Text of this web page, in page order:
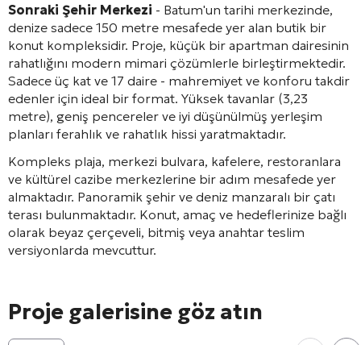
Sonraki Şehir Merkezi - Batum'un tarihi merkezinde,
denize sadece 150 metre mesafede yer alan butik bir
konut kompleksidir. Proje, küçük bir apartman dairesinin
rahatlığını modern mimari çözümlerle birleştirmektedir.
Sadece üç kat ve 17 daire - mahremiyet ve konforu takdir
edenler için ideal bir format. Yüksek tavanlar (3,23
metre), geniş pencereler ve iyi düşünülmüş yerleşim
planları ferahlık ve rahatlık hissi yaratmaktadır.
Kompleks plaja, merkezi bulvara, kafelere, restoranlara
ve kültürel cazibe merkezlerine bir adım mesafede yer
almaktadır. Panoramik şehir ve deniz manzaralı bir çatı
terası bulunmaktadır. Konut, amaç ve hedeflerinize bağlı
olarak beyaz çerçeveli, bitmiş veya anahtar teslim
versiyonlarda mevcuttur.
Proje galerisine göz atın